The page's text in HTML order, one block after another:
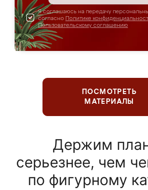
Я соглашаюсь на передачу
согласно Политике
Пользовательскому соглашению
ПОСМОТРЕТЬ
МАТЕРИАЛЫ
Держим
серьезнее, чем
по фигурному